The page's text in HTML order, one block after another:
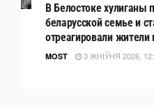
В Белостоке хулиганы
беларусской семье и
отреагировали жители
MOST 3 ЖНІЎНЯ 2026,